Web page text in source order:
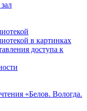
в картинках
доступа к
«Белов. Вологда.